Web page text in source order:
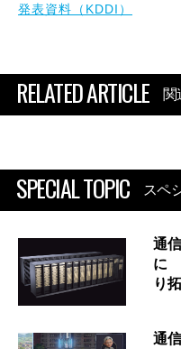
発表資料（KDDI）
RELATED ARTICLE 関
SPECIAL TOPIC スペ
通
に
り
通